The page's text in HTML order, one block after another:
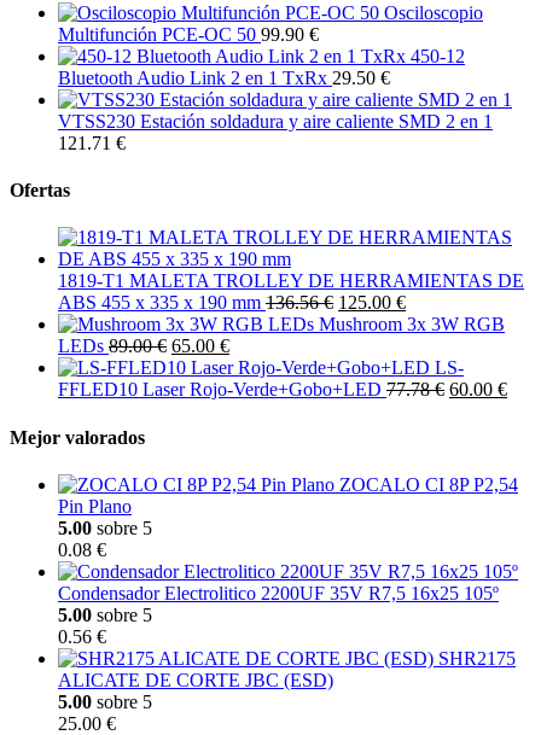
Osciloscopio
Multifunción PCE-OC 50 99.90 €
450-12
Bluetooth Audio Link 2 en 1 TxRx 29.50 €
VTSS230 Estación soldadura y aire caliente SMD 2 en 1
121.71 €
Ofertas
1819-T1 MALETA TROLLEY DE HERRAMIENTAS DE
ABS 455 x 335 x 190 mm 136.56 € 125.00 €
Mushroom 3x 3W RGB
LEDs 89.00 € 65.00 €
LS-
FFLED10 Laser Rojo-Verde+Gobo+LED 77.78 € 60.00 €
Mejor valorados
ZOCALO CI 8P P2,54
Pin Plano
5.00 sobre 5
0.08 €
Condensador Electrolitico 2200UF 35V R7,5 16x25 105º
5.00 sobre 5
0.56 €
SHR2175
ALICATE DE CORTE JBC (ESD)
5.00 sobre 5
25.00 €